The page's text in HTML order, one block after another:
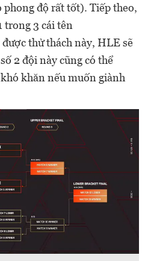
phong độ rất tốt). Tiếp theo,
trong 3 cái tên
thử thách này, HLE sẽ
2 đội này cũng có thể
khăn nếu muốn giành